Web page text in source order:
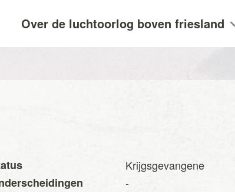
Over de luchtoorlog boven friesland
Krijgsgevangene
-